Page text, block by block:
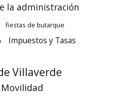
la administración
fiestas de butarque
Impuestos y Tasas
Villaverde
Movilidad